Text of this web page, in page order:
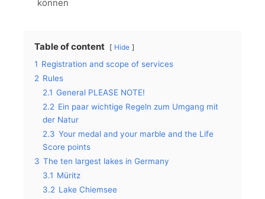
können
Table of content Hide
1 Registration and scope of services
2 Rules
2.1 General PLEASE NOTE!
2.2 Ein paar wichtige Regeln zum Umgang mit
der Natur
2.3 Your medal and your marble and the Life
Score points
3 The ten largest lakes in Germany
3.1 Müritz
3.2 Lake Chiemsee